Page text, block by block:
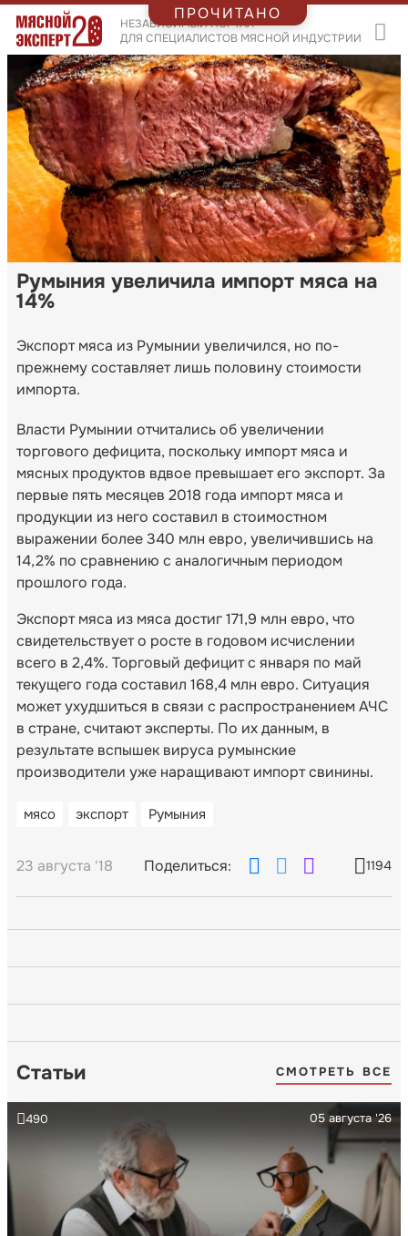
НЕЗАВИСИМЫЙ ПОРТАЛ
ДЛЯ СПЕЦИАЛИСТОВ МЯСНОЙ ИНДУСТРИИ
Румыния увеличила импорт мяса на
14%
Экспорт мяса из Румынии увеличился, но по-
прежнему составляет лишь половину стоимости
импорта.
Власти Румынии отчитались об увеличении
торгового дефицита, поскольку импорт мяса и
мясных продуктов вдвое превышает его экспорт. За
первые пять месяцев 2018 года импорт мяса и
продукции из него составил в стоимостном
выражении более 340 млн евро, увеличившись на
14,2% по сравнению с аналогичным периодом
прошлого года.
Экспорт мяса из мяса достиг 171,9 млн евро, что
свидетельствует о росте в годовом исчислении
всего в 2,4%. Торговый дефицит с января по май
текущего года составил 168,4 млн евро. Ситуация
может ухудшиться в связи с распространением АЧС
в стране, считают эксперты. По их данным, в
результате вспышек вируса румынские
производители уже наращивают импорт свинины.
мясо экспорт Румыния
23 августа '18 Поделиться: 1194
Статьи СМОТРЕТЬ ВСЕ
05 августа '26
490
ПРОЧИТАНО